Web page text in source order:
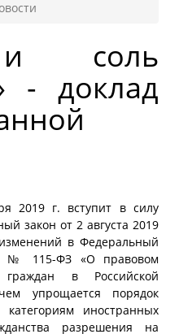
соль
- доклад
2019 г. вступит в силу
закон от 2 августа 2019
в Федеральный
№ 115-ФЗ «О правовом
в Российской
упрощается порядок
категориям иностранных
разрешения на